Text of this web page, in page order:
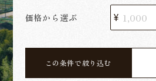
価格から選ぶ
この条件で絞り込む